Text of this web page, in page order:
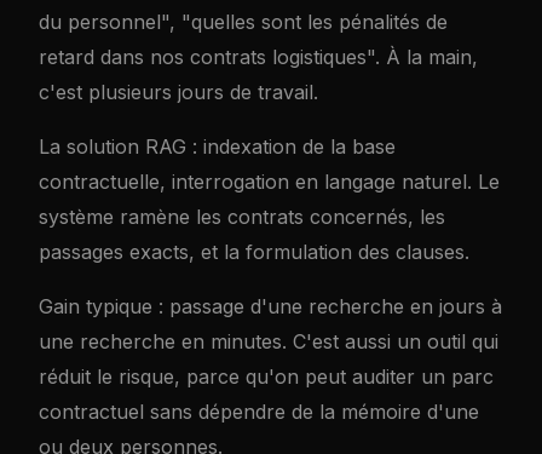
du personnel", "quelles sont les pénalités de
retard dans nos contrats logistiques". À la main,
c'est plusieurs jours de travail.
La solution RAG : indexation de la base
contractuelle, interrogation en langage naturel. Le
système ramène les contrats concernés, les
passages exacts, et la formulation des clauses.
Gain typique : passage d'une recherche en jours à
une recherche en minutes. C'est aussi un outil qui
réduit le risque, parce qu'on peut auditer un parc
contractuel sans dépendre de la mémoire d'une
ou deux personnes.